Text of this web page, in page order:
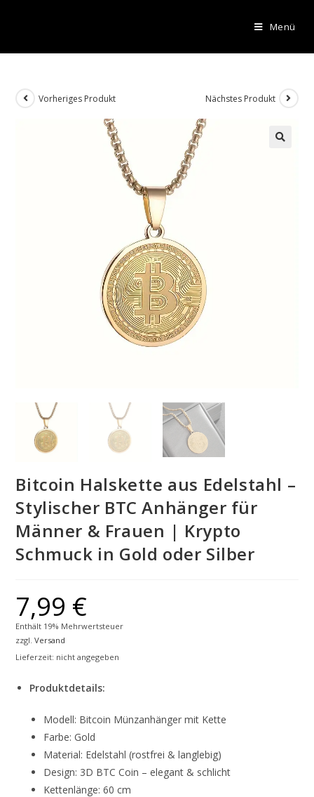
Menü
Vorheriges Produkt Nächstes Produkt
Bitcoin Halskette aus Edelstahl –
Stylischer BTC Anhänger für
Männer & Frauen | Krypto
Schmuck in Gold oder Silber
7,99 €
Enthält 19% Mehrwertsteuer
zzgl.Versand
Lieferzeit: nicht angegeben
Produktdetails:
Modell: Bitcoin Münzanhänger mit Kette
Farbe: Gold
Material: Edelstahl (rostfrei & langlebig)
Design: 3D BTC Coin – elegant & schlicht
Kettenlänge: 60 cm